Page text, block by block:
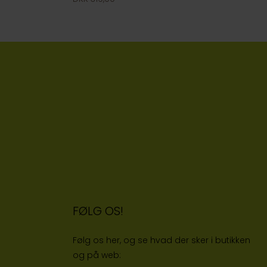
FØLG OS!
Følg os her, og se hvad der sker i butikken
og på web: